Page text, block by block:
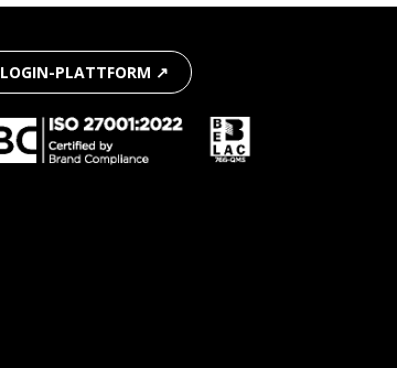
LOGIN-PLATTFORM ↗